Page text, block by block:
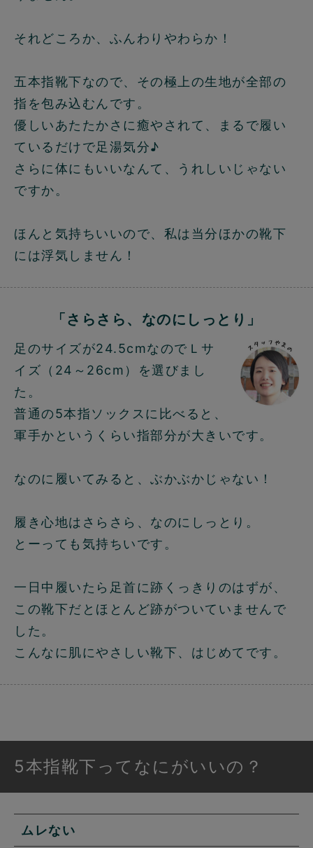
それどころか、ふんわりやわらか！
五本指靴下なので、その極上の生地が全部の
指を包み込むんです。
優しいあたたかさに癒やされて、まるで履い
ているだけで足湯気分♪
さらに体にもいいなんて、うれしいじゃない
ですか。
ほんと気持ちいいので、私は当分ほかの靴下
には浮気しません！
「さらさら、なのにしっとり」
足のサイズが24.5cmなのでＬサ
イズ（24～26cm）を選びまし
た。
普通の5本指ソックスに比べると、
軍手かというくらい指部分が大きいです。
なのに履いてみると、ぶかぶかじゃない！
履き心地はさらさら、なのにしっとり。
とーっても気持ちいです。
一日中履いたら足首に跡くっきりのはずが、
この靴下だとほとんど跡がついていませんで
した。
こんなに肌にやさしい靴下、はじめてです。
5本指靴下ってなにがいいの？
ムレない